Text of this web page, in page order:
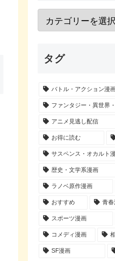
タグ
バトル・アクション漫
ファンタジー・異世界
アニメ見逃し配信
お得に読む
サスペンス・オカルト
歴史・文学系漫画
ラノベ原作漫画
おすすめ 青
スポーツ漫画
コメディ漫画
SF漫画